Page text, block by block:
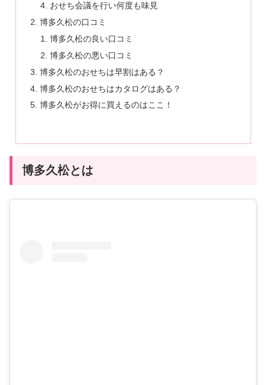
おせち会議を行い何度も味見
博多久松の口コミ
博多久松の良い口コミ
博多久松の悪い口コミ
博多久松のおせちは早割はある？
博多久松のおせちはカタログはある？
博多久松がお得に買えるのはここ！
博多久松とは